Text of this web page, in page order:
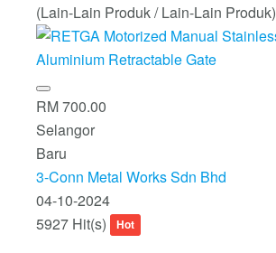
(Lain-Lain Produk / Lain-Lain Produk)
RM 700.00
Selangor
Baru
3-Conn Metal Works Sdn Bhd
04-10-2024
5927 Hit(s)
Hot